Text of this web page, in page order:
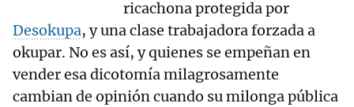
ricachona protegida por
Desokupa, y una clase trabajadora forzada a
okupar. No es así, y quienes se empeñan en
vender esa dicotomía milagrosamente
cambian de opinión cuando su milonga pública